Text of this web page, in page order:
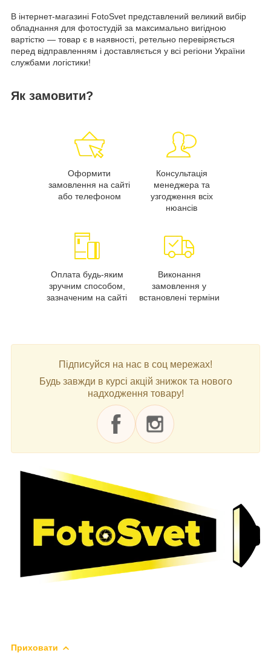
В інтернет-магазині FotoSvet представлений великий вибір
обладнання для фотостудій за максимально вигідною
вартістю — товар є в наявності, ретельно перевіряється
перед відправленням і доставляється у всі регіони України
службами логістики!
Як замовити?
Оформити
замовлення на сайті
або телефоном
Консультація
менеджера та
узгодження всіх
нюансів
Оплата будь-яким
зручним способом,
зазначеним на сайті
Виконання
замовлення у
встановлені терміни
Підписуйся на нас в соц мережах!
Будь завжди в курсі акцій знижок та нового
надходження товару!
Приховати